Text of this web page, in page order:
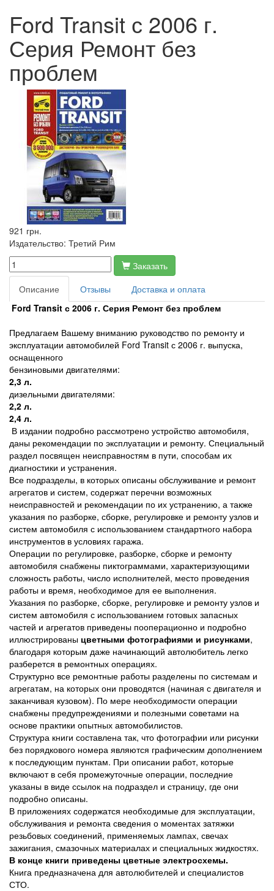
Ford Transit с 2006 г.
Серия Ремонт без
проблем
921 грн.
Издательство: Третий Рим
Заказать
Описание
Отзывы
Доставка и оплата
Ford Transit с 2006 г. Серия Ремонт без проблем
Предлагаем Вашему вниманию руководство по ремонту и
эксплуатации автомобилей Ford Transit с 2006 г. выпуска,
оснащенного
бензиновыми двигателями:
2,3 л.
дизельными двигателями:
2,2 л.
2,4 л.
В издании подробно рассмотрено устройство автомобиля,
даны рекомендации по эксплуатации и ремонту. Специальный
раздел посвящен неисправностям в пути, способам их
диагностики и устранения.
Все подразделы, в которых описаны обслуживание и ремонт
агрегатов и систем, содержат перечни возможных
неисправностей и рекомендации по их устранению, а также
указания по разборке, сборке, регулировке и ремонту узлов и
систем автомобиля с использованием стандартного набора
инструментов в условиях гаража.
Операции по регулировке, разборке, сборке и ремонту
автомобиля снабжены пиктограммами, характеризующими
сложность работы, число исполнителей, место проведения
работы и время, необходимое для ее выполнения.
Указания по разборке, сборке, регулировке и ремонту узлов и
систем автомобиля с использованием готовых запасных
частей и агрегатов приведены пооперационно и подробно
иллюстрированы цветными фотографиями и рисунками,
благодаря которым даже начинающий автолюбитель легко
разберется в ремонтных операциях.
Структурно все ремонтные работы разделены по системам и
агрегатам, на которых они проводятся (начиная с двигателя и
заканчивая кузовом). По мере необходимости операции
снабжены предупреждениями и полезными советами на
основе практики опытных автомобилистов.
Структура книги составлена так, что фотографии или рисунки
без порядкового номера являются графическим дополнением
к последующим пунктам. При описании работ, которые
включают в себя промежуточные операции, последние
указаны в виде ссылок на подраздел и страницу, где они
подробно описаны.
В приложениях содержатся необходимые для эксплуатации,
обслуживания и ремонта сведения о моментах затяжки
резьбовых соединений, применяемых лампах, свечах
зажигания, смазочных материалах и специальных жидкостях.
В конце книги приведены цветные электросхемы.
Книга предназначена для автолюбителей и специалистов
СТО.